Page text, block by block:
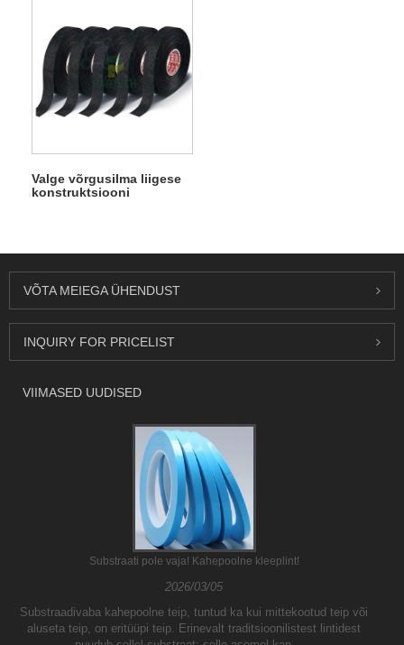
Valge võrgusilma liigese
konstruktsiooni
VÕTA MEIEGA ÜHENDUST
INQUIRY FOR PRICELIST
VIIMASED UUDISED
Substraati pole vaja! Kahepoolne kleeplint!
2026/03/05
Substraadivaba kahepoolne teip, tuntud ka kui mittekootud teip või
aluseta teip, on eritüüpi teip. Erinevalt traditsioonilistest lintidest